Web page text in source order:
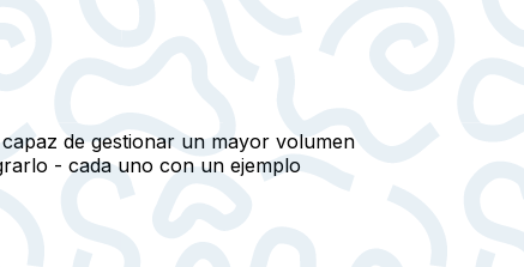
de gestionar un mayor volumen
- cada uno con un ejemplo